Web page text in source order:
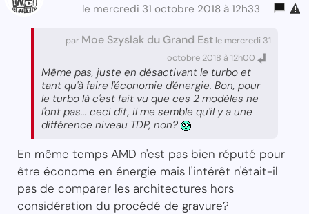
le mercredi 31 octobre 2018 à 12h33
par Moe Szyslak du Grand Est le mercredi 31
octobre 2018 à 12h00
Même pas, juste en désactivant le turbo et
tant qu'à faire l'économie d'énergie. Bon, pour
le turbo là c'est fait vu que ces 2 modèles ne
l'ont pas... ceci dit, il me semble qu'il y a une
différence niveau TDP, non?
En même temps AMD n'est pas bien réputé pour
être économe en énergie mais l'intérêt n'était-il
pas de comparer les architectures hors
considération du procédé de gravure?